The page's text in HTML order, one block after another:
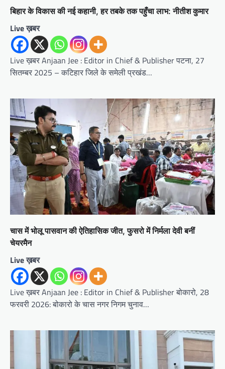
बिहार के विकास की नई कहानी, हर तबके तक पहुँचा लाभ: नीतीश कुमार
Live ख़बर
Live ख़बर Anjaan Jee : Editor in Chief & Publisher पटना, 27
सितम्बर 2025 – कटिहार जिले के समेली प्रखंड…
चास में भोलू पासवान की ऐतिहासिक जीत, फुसरो में निर्मला देवी बनीं
चेयरमैन
Live ख़बर
Live ख़बर Anjaan Jee : Editor in Chief & Publisher बोकारो, 28
फरवरी 2026: बोकारो के चास नगर निगम चुनाव…